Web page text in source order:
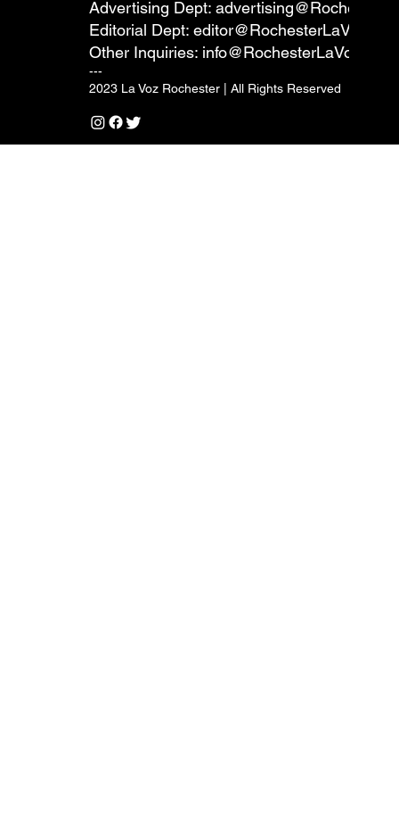
Jimmy A
Advertising Dept:
Editorial Dept:
Other Inquiries: info@RochesterLaVoz.com
---
2023 La Voz Rochester | All Rights Reserved